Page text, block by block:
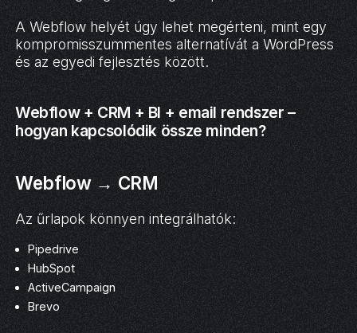
A Webflow helyét úgy lehet megérteni, mint egy
kompromisszummentes alternatívát a WordPress
és az egyedi fejlesztés között.
Webflow + CRM + BI + email rendszer –
hogyan kapcsolódik össze minden?
Webflow → CRM
Az űrlapok könnyen integrálhatók:
Pipedrive
HubSpot
ActiveCampaign
Brevo